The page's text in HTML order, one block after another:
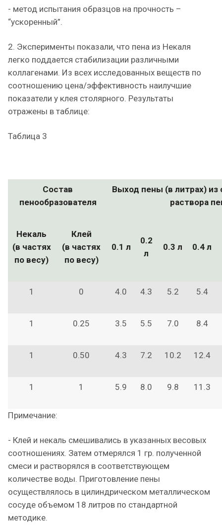
- метод испытания образцов на прочность –
“ускоренный”.
2. Эксперименты показали, что пена из Некаля
легко поддается стабилизации различными
коллагенами. Из всех исследованных веществ по
соотношению цена/эффективность наилучшие
показатели у клея столярного. Результаты
отражены в таблице:
Таблица 3
Состав
пенообразователя
Выход пены (в литрах) из
раствора
Некаль
(в частях
по весу)
Клей
(в частях
по весу)
0.1 л
0.2
л
0.3 л 0.4 л
1 0 4.0 4.3 5.2 5.4
1 0.25 3.5 5.5 7.0 8.4
1 0.50 4.3 7.2 10.2 12.4
1 1 5.9 8.0 9.8 11.3
Примечание:
- Клей и некаль смешивались в указанных весовых
соотношениях. Затем отмерялся 1 гр. полученной
смеси и растворялся в соответствующем
количестве воды. Приготовление пены
осуществлялось в цилиндрическом металлическом
сосуде объемом 18 литров по стандартной
методике.